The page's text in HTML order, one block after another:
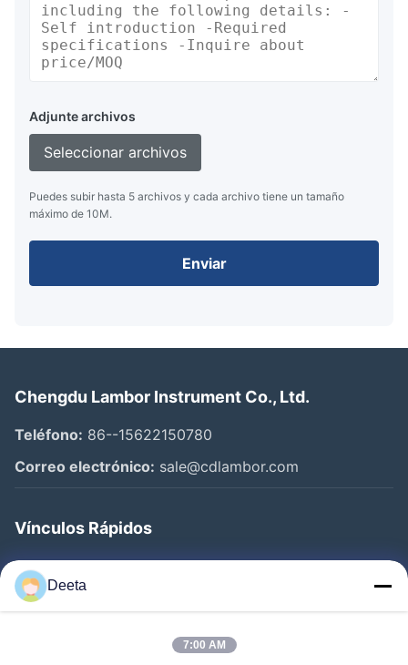
Adjunte archivos
Seleccionar archivos
Puedes subir hasta 5 archivos y cada archivo tiene un tamaño
máximo de 10M.
Enviar
Chengdu Lambor Instrument Co., Ltd.
Teléfono: 86--15622150780
Correo electrónico: sale@cdlambor.com
Vínculos Rápidos
Inicio
Productos
Deeta
7:00 AM